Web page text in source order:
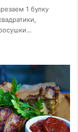
1 булку